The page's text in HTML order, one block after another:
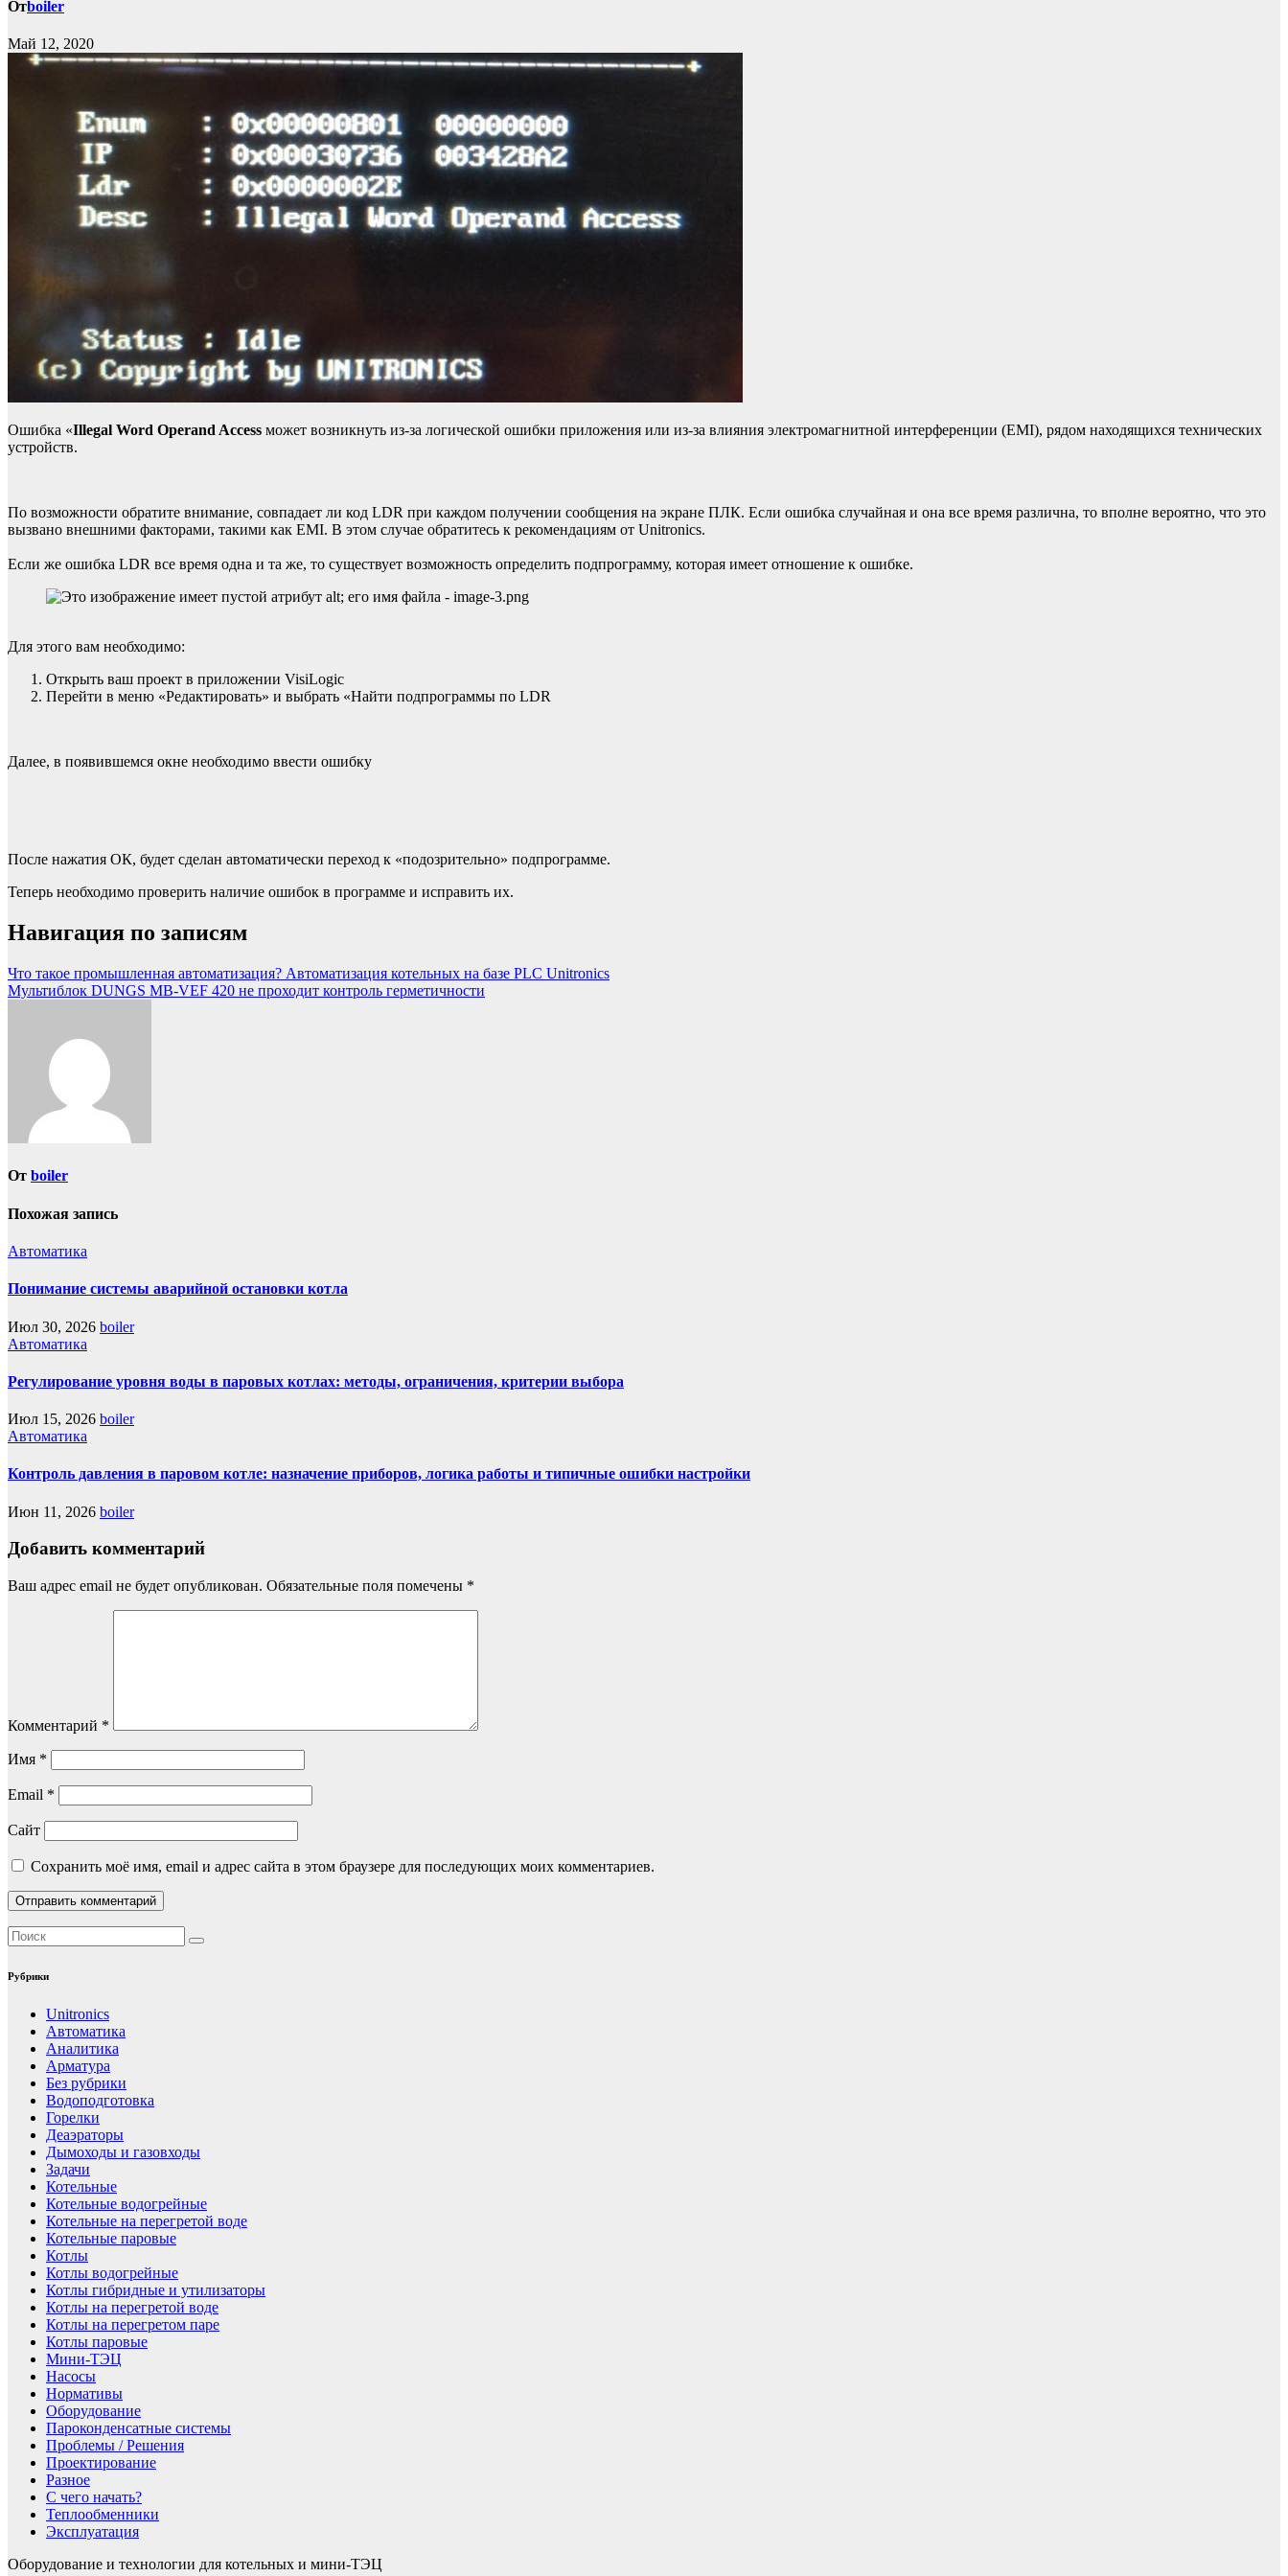
Отboiler
Май 12, 2020
Ошибка «Illegal Word Opеrand Access может возникнуть из-за логической ошибки приложения или из-за влияния электромагнитной интерференции (EMI), рядом находящихся технических
устройств.
По возможности обратите внимание, совпадает ли код LDR при каждом получении сообщения на экране ПЛК. Если ошибка случайная и она все время различна, то вполне вероятно, что это
вызвано внешними факторами, такими как EMI. В этом случае обратитесь к рекомендациям от Unitronics.
Если же ошибка LDR все время одна и та же, то существует возможность определить подпрограмму, которая имеет отношение к ошибке.
Для этого вам необходимо:
Открыть ваш проект в приложении VisiLogic
Перейти в меню «Редактировать» и выбрать «Найти подпрограммы по LDR
Далее, в появившемся окне необходимо ввести ошибку
После нажатия ОК, будет сделан автоматически переход к «подозрительно» подпрограмме.
Теперь необходимо проверить наличие ошибок в программе и исправить их.
Навигация по записям
Что такое промышленная автоматизация? Автоматизация котельных на базе PLC Unitronics
Мультиблок DUNGS MB-VEF 420 не проходит контроль герметичности
От boiler
Похожая запись
Автоматика
Понимание системы аварийной остановки котла
Июл 30, 2026 boiler
Автоматика
Регулирование уровня воды в паровых котлах: методы, ограничения, критерии выбора
Июл 15, 2026 boiler
Автоматика
Контроль давления в паровом котле: назначение приборов, логика работы и типичные ошибки настройки
Июн 11, 2026 boiler
Добавить комментарий
Ваш адрес email не будет опубликован. Обязательные поля помечены *
Комментарий *
Имя *
Email *
Сайт
Сохранить моё имя, email и адрес сайта в этом браузере для последующих моих комментариев.
Рубрики
Unitronics
Автоматика
Аналитика
Арматура
Без рубрики
Водоподготовка
Горелки
Деаэраторы
Дымоходы и газовходы
Задачи
Котельные
Котельные водогрейные
Котельные на перегретой воде
Котельные паровые
Котлы
Котлы водогрейные
Котлы гибридные и утилизаторы
Котлы на перегретой воде
Котлы на перегретом паре
Котлы паровые
Мини-ТЭЦ
Насосы
Нормативы
Оборудование
Пароконденсатные системы
Проблемы / Решения
Проектирование
Разное
С чего начать?
Теплообменники
Эксплуатация
Оборудование и технологии для котельных и мини-ТЭЦ